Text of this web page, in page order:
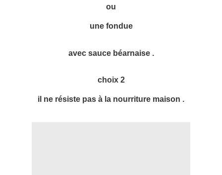
ou
une fondue
avec sauce béarnaise .
choix 2
il ne résiste pas à la nourriture maison .